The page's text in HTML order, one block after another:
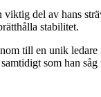
del av hans
stabilitet.
till en unik
som han